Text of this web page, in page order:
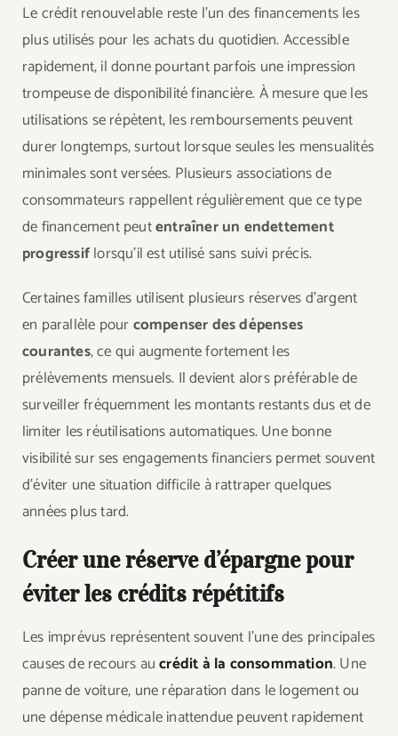
Le crédit renouvelable reste l’un des financements les
plus utilisés pour les achats du quotidien. Accessible
rapidement, il donne pourtant parfois une impression
trompeuse de disponibilité financière. À mesure que les
utilisations se répètent, les remboursements peuvent
durer longtemps, surtout lorsque seules les mensualités
minimales sont versées. Plusieurs associations de
consommateurs rappellent régulièrement que ce type
de financement peutentraîner un endettement
progressiflorsqu’il est utilisé sans suivi précis.
Certaines familles utilisent plusieurs réserves d’argent
en parallèle pourcompenser des dépenses
courantes, ce qui augmente fortement les
prélèvements mensuels. Il devient alors préférable de
surveiller fréquemment les montants restants dus et de
limiter les réutilisations automatiques. Une bonne
visibilité sur ses engagements financiers permet souvent
d’éviter une situation difficile à rattraper quelques
années plus tard.
Créer une réserve d’épargne pour
éviter les crédits répétitifs
Les imprévus représentent souvent l’une des principales
causes de recours aucrédit à la consommation. Une
panne de voiture, une réparation dans le logement ou
une dépense médicale inattendue peuvent rapidement